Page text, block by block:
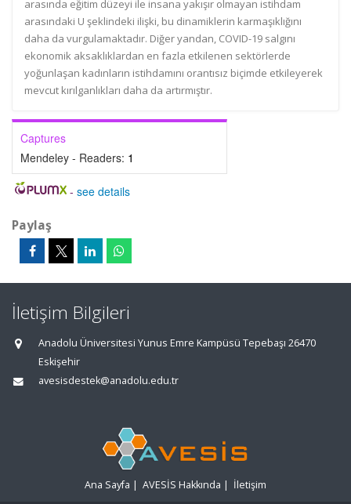
arasında eğitim düzeyi ile insana yakışır olmayan istihdam
arasındaki U şeklindeki ilişki, bu dinamiklerin karmaşıklığını
daha da vurgulamaktadır. Diğer yandan, COVID-19 salgını
ekonomik aksaklıklardan en fazla etkilenen sektörlerde
yoğunlaşan kadınların istihdamını orantısız biçimde etkileyerek
mevcut kırılganlıkları daha da artırmıştır.
Captures
Mendeley - Readers: 1
- see details
Paylaş
İletişim Bilgileri
Anadolu Üniversitesi Yunus Emre Kampüsü Tepebaşı 26470
Eskişehir
avesisdestek@anadolu.edu.tr
Ana Sayfa | AVESİS Hakkında | İletişim